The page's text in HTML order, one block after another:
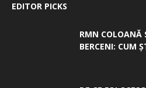
EDITOR PICKS
RMN COLOANĂ
BERCENI: CUM